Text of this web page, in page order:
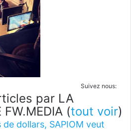
Suivez nous:
par LA
FW.MEDIA (tout voir)
dollars, SAPIOM veut